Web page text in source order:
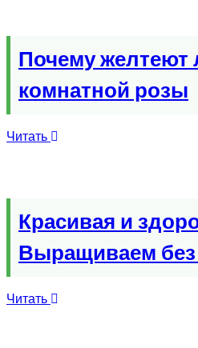
Почему желтеют
комнатной розы
Читать
Красивая и
Выращиваем
Читать